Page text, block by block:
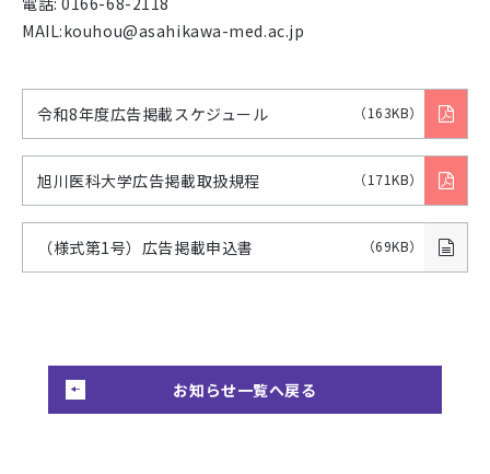
MAIL:kouhou@asahikawa-med.ac.jp
令和8年度広告掲載スケジュール （163KB）
旭川医科大学広告掲載取扱規程 （171KB）
（様式第1号）広告掲載申込書 （69KB）
お知らせ一覧へ戻る